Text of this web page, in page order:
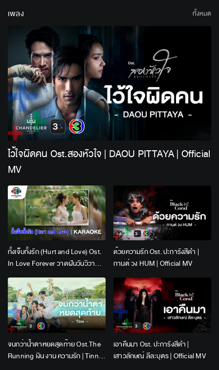
เพลง
ไว้ใจผิดคน Ost.สองหัวใจ | DAOU PITTAYA | Official
MV
ทั้งเจ็บทั้งรัก (Hurt and Love) Ost.
In Love Forever วาดฝันวันวิวาห์ |
Lingling Kwong x Orm
Kornnaphat | Official Karaoke
ด้วยความรัก Ost. ปะการังสีดำ |
กานต์ วง HUM | Official MV
จนกว่าน้ำตาหยดสุดท้าย Ost.The
Running เงิน งาน ความรัก | Tinn |
เอาคืนมา Ost. ปะการังสีดำ |
เสาวลักษณ์ ลีละบุตร | Official MV
ทั้งหมด